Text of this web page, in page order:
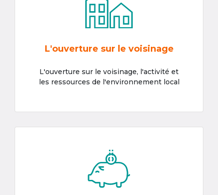
L'ouverture sur le voisinage
L'ouverture sur le voisinage, l'activité et
les ressources de l'environnement local